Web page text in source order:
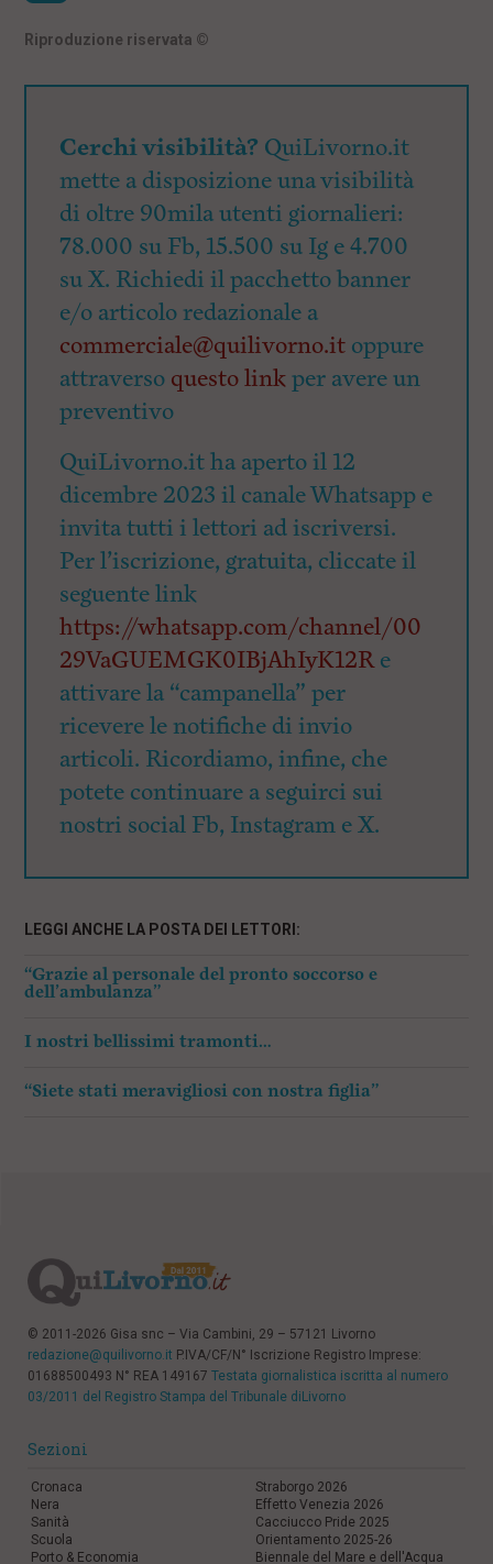
Riproduzione riservata ©
Cerchi visibilità? QuiLivorno.it
mette a disposizione una visibilità
di oltre 90mila utenti giornalieri:
78.000 su Fb, 15.500 su Ig e 4.700
su X. Richiedi il pacchetto banner
e/o articolo redazionale a
commerciale@quilivorno.it oppure
attraverso questo linkper avere un
preventivo
QuiLivorno.it ha aperto il 12
dicembre 2023 il canale Whatsapp e
invita tutti i lettori ad iscriversi.
Per l’iscrizione, gratuita, cliccate il
seguente link
https://whatsapp.com/channel/00
29VaGUEMGK0IBjAhIyK12Re
attivare la “campanella” per
ricevere le notifiche di invio
articoli. Ricordiamo, infine, che
potete continuare a seguirci sui
nostri social Fb, Instagram e X.
LEGGI ANCHE LA POSTA DEI LETTORI:
“Grazie al personale del pronto soccorso e
dell’ambulanza”
I nostri bellissimi tramonti…
“Siete stati meravigliosi con nostra figlia”
© 2011-2026 Gisa snc – Via Cambini, 29 – 57121 Livorno
redazione@quilivorno.it P.IVA/CF/N° Iscrizione Registro Imprese:
01688500493 N° REA 149167 Testata giornalistica iscritta al numero
03/2011 del Registro Stampa del Tribunale diLivorno
Sezioni
Cronaca
Nera
Sanità
Scuola
Porto & Economia
Straborgo 2026
Effetto Venezia 2026
Cacciucco Pride 2025
Orientamento 2025-26
Biennale del Mare e dell'Acqua